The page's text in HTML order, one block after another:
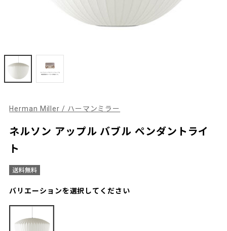
Herman Miller / ハーマンミラー
ネルソン アップル バブル ペンダントライ
ト
バリエーションを選択してください